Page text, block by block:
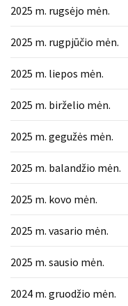
2025 m. rugsėjo mėn.
2025 m. rugpjūčio mėn.
2025 m. liepos mėn.
2025 m. birželio mėn.
2025 m. gegužės mėn.
2025 m. balandžio mėn.
2025 m. kovo mėn.
2025 m. vasario mėn.
2025 m. sausio mėn.
2024 m. gruodžio mėn.